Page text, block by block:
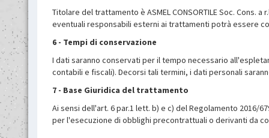
Titolare del trattamento è ASMEL CONSORTILE Soc. Cons.
eventuali responsabili esterni ai trattamenti potrà essere
6 - Tempi di conservazione
I dati saranno conservati per il tempo necessario
contabili e fiscali). Decorsi tali termini, i dati personali
7 - Base Giuridica del trattamento
Ai sensi dell'art. 6 par.1 lett. b) e c) del Regolamento
per l'esecuzione di obblighi precontrattuali o derivanti da